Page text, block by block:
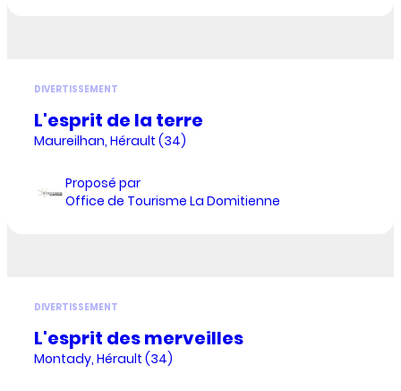
DIVERTISSEMENT
L'esprit de la terre
Maureilhan, Hérault (34)
Proposé par
Office de Tourisme La Domitienne
DIVERTISSEMENT
L'esprit des merveilles
Montady, Hérault (34)